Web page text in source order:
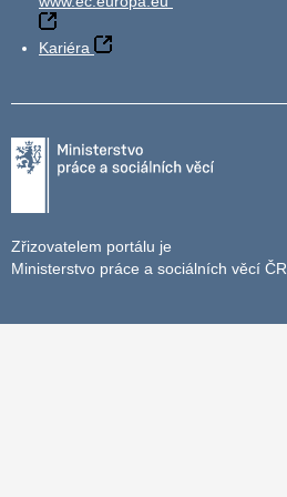
Kariéra
Zřizovatelem portálu je
Ministerstvo práce a sociálních věcí ČR